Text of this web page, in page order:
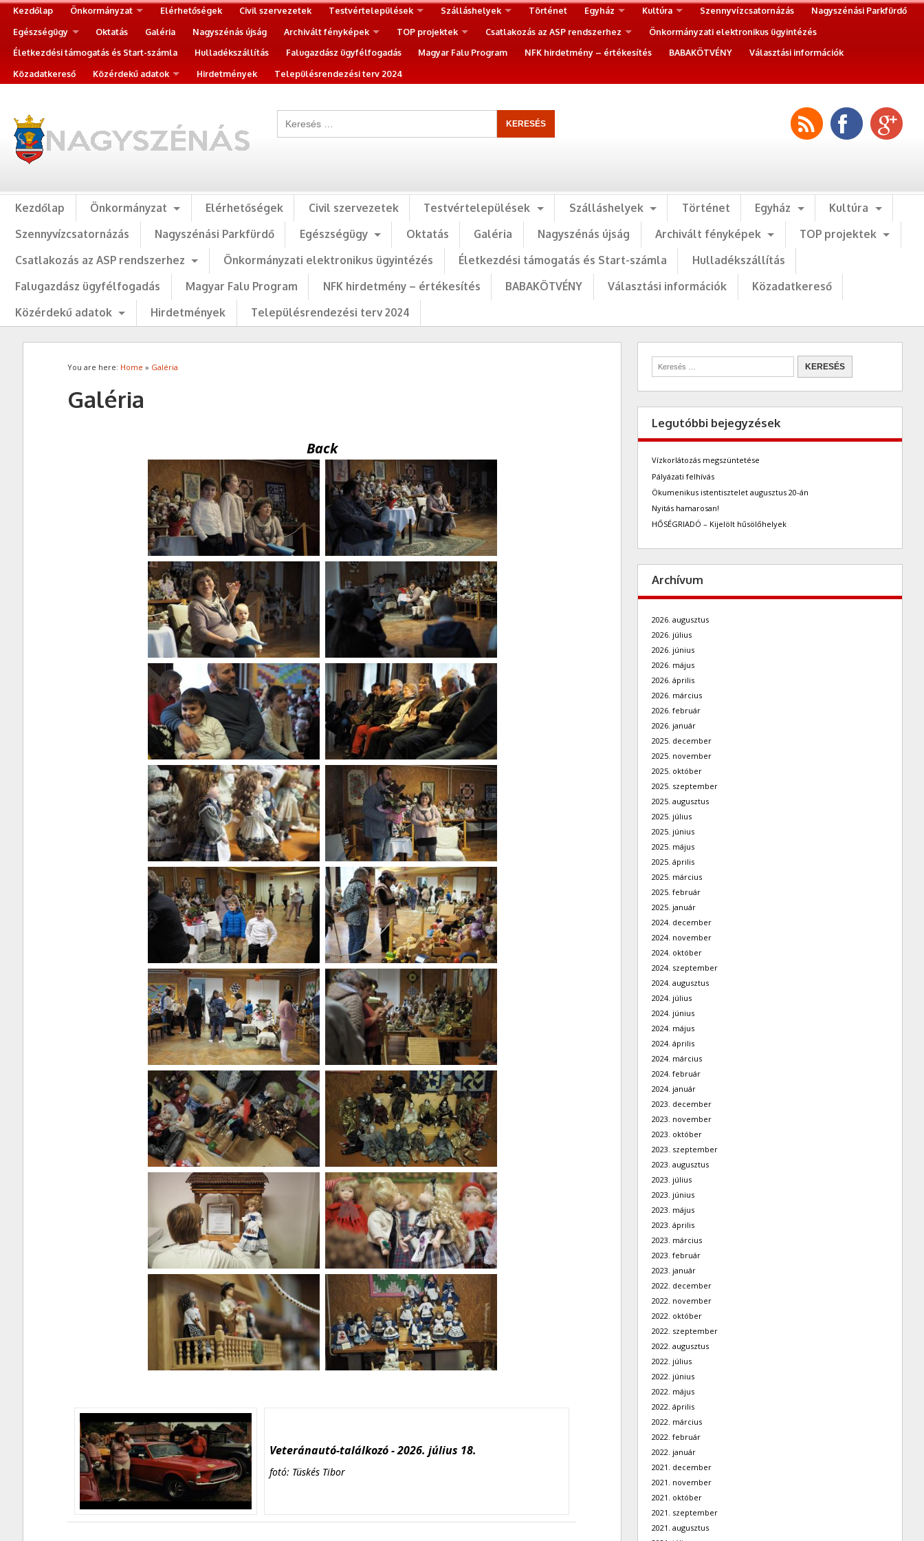
Kezdőlap Önkormányzat Elérhetőségek Civil szervezetek Testvértelepülések Szálláshelyek Történet Egyház Kultúra Szennyvízcsatornázás
Nagyszénási Parkfürdő
Egészségügy
Oktatás Galéria Nagyszénás újság Archivált fényképek TOP projektek Csatlakozás az ASP rendszerhez
Önkormányzati elektronikus ügyintézés
Életkezdési támogatás és Start-számla
Hulladékszállítás Falugazdász ügyfélfogadás Magyar Falu Program NFK hirdetmény – értékesítés BABAKÖTVÉNY
Választási információk
Közadatkereső
Közérdekű adatok Hirdetmények Településrendezési terv 2024
Kezdőlap Önkormányzat Elérhetőségek Civil szervezetek Testvértelepülések Szálláshelyek Történet Egyház
Kultúra
Szennyvízcsatornázás
Nagyszénási Parkfürdő Egészségügy Oktatás Galéria Nagyszénás újság Archivált fényképek
TOP projektek
Csatlakozás az ASP rendszerhez
Önkormányzati elektronikus ügyintézés Életkezdési támogatás és Start-számla
Hulladékszállítás
Falugazdász ügyfélfogadás
Magyar Falu Program NFK hirdetmény – értékesítés BABAKÖTVÉNY Választási információk
Közadatkereső
Közérdekű adatok
Hirdetmények Településrendezési terv 2024
You are here: Home » Galéria
Galéria
Back
Veteránautó-találkozó - 2026. július 18.
fotó: Tüskés Tibor
Legutóbbi bejegyzések
Vízkorlátozás megszüntetése
Pályázati felhívás
Ökumenikus istentisztelet augusztus 20-án
Nyitás hamarosan!
HŐSÉGRIADÓ – Kijelölt hűsölőhelyek
Archívum
2026. augusztus
2026. július
2026. június
2026. május
2026. április
2026. március
2026. február
2026. január
2025. december
2025. november
2025. október
2025. szeptember
2025. augusztus
2025. július
2025. június
2025. május
2025. április
2025. március
2025. február
2025. január
2024. december
2024. november
2024. október
2024. szeptember
2024. augusztus
2024. július
2024. június
2024. május
2024. április
2024. március
2024. február
2024. január
2023. december
2023. november
2023. október
2023. szeptember
2023. augusztus
2023. július
2023. június
2023. május
2023. április
2023. március
2023. február
2023. január
2022. december
2022. november
2022. október
2022. szeptember
2022. augusztus
2022. július
2022. június
2022. május
2022. április
2022. március
2022. február
2022. január
2021. december
2021. november
2021. október
2021. szeptember
2021. augusztus